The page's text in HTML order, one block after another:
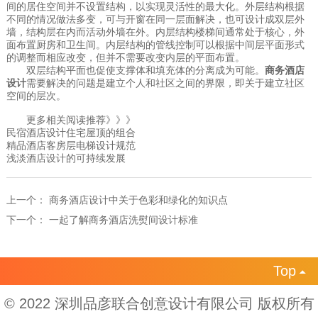
间的居住空间并不设置结构，以实现灵活性的最大化。外层结构根据
不同的情况做法多变，可与开窗在同一层面解决，也可设计成双层外
墙，结构层在内而活动外墙在外。内层结构楼梯间通常处于核心，外
面布置厨房和卫生间。内层结构的管线控制可以根据中间层平面形式
的调整而相应改变，但并不需要改变内层的平面布置。
双层结构平面也促使支撑体和填充体的分离成为可能。 商务酒店
设计需要解决的问题是建立个人和社区之间的界限，即关于建立社区
空间的层次。
更多相关阅读推荐》》》
民宿酒店设计住宅屋顶的组合
精品酒店客房层电梯设计规范
浅淡酒店设计的可持续发展
上一个： 商务酒店设计中关于色彩和绿化的知识点
下一个： 一起了解商务酒店洗熨间设计标准
Top
© 2022 深圳品彦联合创意设计有限公司 版权所有